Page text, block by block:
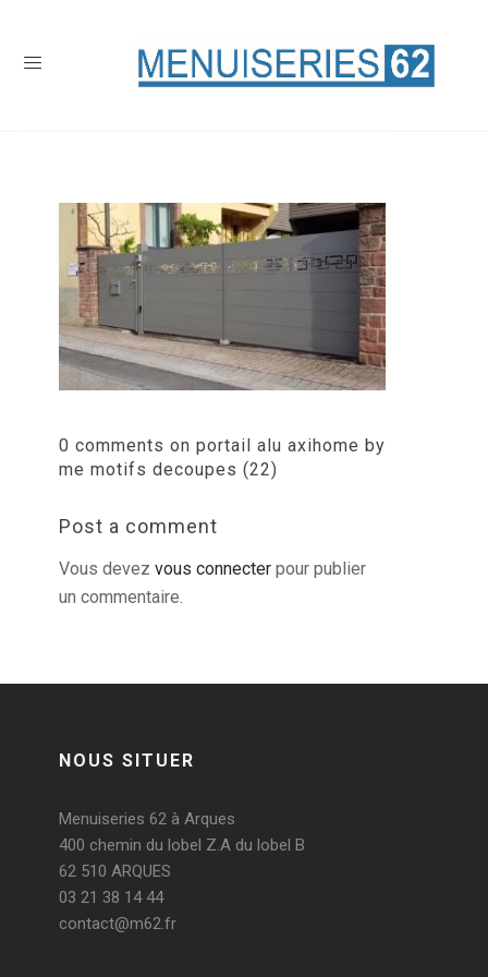
0 comments on portail alu axihome by
me motifs decoupes (22)
Post a comment
Vous devez vous connecter pour publier
un commentaire.
NOUS SITUER
Menuiseries 62 à Arques
400 chemin du lobel Z.A du lobel B
62 510 ARQUES
03 21 38 14 44
contact@m62.fr